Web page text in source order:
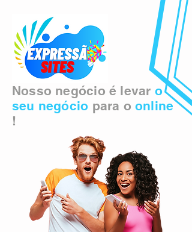
Nosso negócio é levar o
seu negócio para o online
!